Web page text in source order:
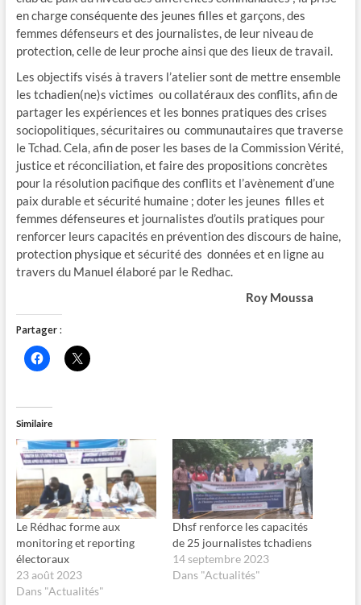
en charge conséquente des jeunes filles et garçons, des
femmes défenseurs et des journalistes, de leur niveau de
protection, celle de leur proche ainsi que des lieux de travail.
Les objectifs visés à travers l’atelier sont de mettre ensemble
les tchadien(ne)s victimes ou collatéraux des conflits, afin de
partager les expériences et les bonnes pratiques des crises
sociopolitiques, sécuritaires ou communautaires que traverse
le Tchad. Cela, afin de poser les bases de la Commission Vérité,
justice et réconciliation, et faire des propositions concrètes
pour la résolution pacifique des conflits et l’avènement d’une
paix durable et sécurité humaine ; doter les jeunes filles et
femmes défenseures et journalistes d’outils pratiques pour
renforcer leurs capacités en prévention des discours de haine,
protection physique et sécurité des données et en ligne au
travers du Manuel élaboré par le Redhac.
Roy Moussa
Partager :
C
l
e
z
p
o
u
r
p
a
r
t
a
g
e
r
s
u
r
F
a
C
l
o
u
r
p
a
r
t
a
g
e
r
X
(
Similaire
Le Rédhac forme aux
monitoring et reporting
électoraux
23 août 2023
Dans "Actualités"
Dhsf renforce les capacités
de 25 journalistes tchadiens
14 septembre 2023
Dans "Actualités"